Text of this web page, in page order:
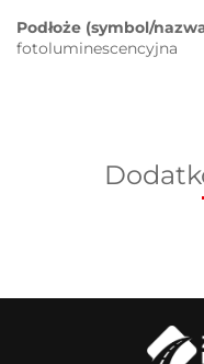
Podłoże (symbol/
fotoluminescencyjna